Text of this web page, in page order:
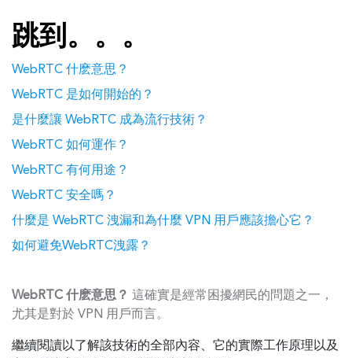
跳到。。。
WebRTC 什麽意思？
WebRTC 是如何開始的？
是什麼讓 WebRTC 成為流行技術？
WebRTC 如何運作？
WebRTC 有何用途？
WebRTC 安全嗎？
什麼是 WebRTC 洩漏和為什麼 VPN 用戶應該擔心它？
如何避免WebRTC洩露？
WebRTC 什麽意思？ 這確實是經常困擾網民的問題之一，
尤其是對於 VPN 用戶而言。
繼續閱讀以了解該技術的全部內容、它的實際工作原理以及